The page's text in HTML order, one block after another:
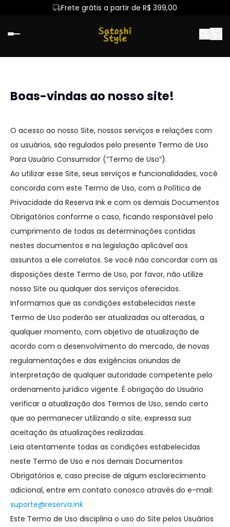
Frete grátis a partir de R$ 399,00
Primeira troca sem custo
Boas-vindas ao nosso site!
O acesso ao nosso Site, nossos serviços e relações com
os usuários, são regulados pelo presente Termo de Uso
Para Usuário Consumidor (“Termo de Uso”).
Ao utilizar esse Site, seus serviços e funcionalidades, você
concorda com este Termo de Uso, com a Política de
Privacidade da Reserva Ink e com os demais Documentos
Obrigatórios conforme o caso, ficando responsável pelo
cumprimento de todas as determinações contidas
nestes documentos e na legislação aplicável aos
assuntos a ele correlatos. Se você não concordar com as
disposições deste Termo de Uso, por favor, não utilize
nosso Site ou qualquer dos serviços oferecidos.
Informamos que as condições estabelecidas neste
Termo de Uso poderão ser atualizadas ou alteradas, a
qualquer momento, com objetivo de atualização de
acordo com o desenvolvimento do mercado, de novas
regulamentações e das exigências oriundas de
interpretação de qualquer autoridade competente pelo
ordenamento jurídico vigente. É obrigação do Usuário
verificar a atualização dos Termos de Uso, sendo certo
que ao permanecer utilizando o site, expressa sua
aceitação às atualizações realizadas.
Leia atentamente todas as condições estabelecidas
neste Termo de Uso e nos demais Documentos
Obrigatórios e, caso precise de algum esclarecimento
adicional, entre em contato conosco através do e-mail:
suporte@reserva.ink
Este Termo de Uso disciplina o uso do Site pelos Usuários